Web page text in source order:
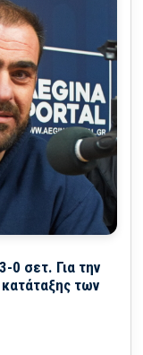
σετ. Για την
των